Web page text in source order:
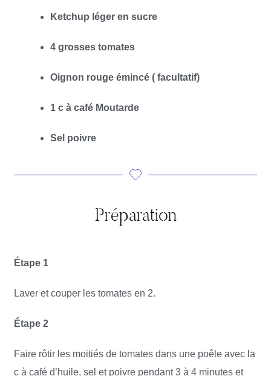
Ketchup léger en sucre
4 grosses tomates
Oignon rouge émincé ( facultatif)
1 c à café Moutarde
Sel poivre
Préparation
Étape 1
Laver et couper les tomates en 2.
Étape 2
Faire rôtir les moitiés de tomates dans une poêle avec la
c à café d’huile, sel et poivre pendant 3 à 4 minutes et